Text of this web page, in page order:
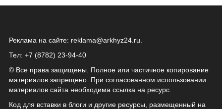
Реклама на сайте: reklama@arkhyz24.ru
Тел: +7 (8782) 23‑94‑40
© Все права защищены. Полное или частичное копирование
материалов запрещено. При согласованном использовании
материалов сайта необходима ссылка на ресурс.
Код для вставки в блоги и другие ресурсы, размещенный на